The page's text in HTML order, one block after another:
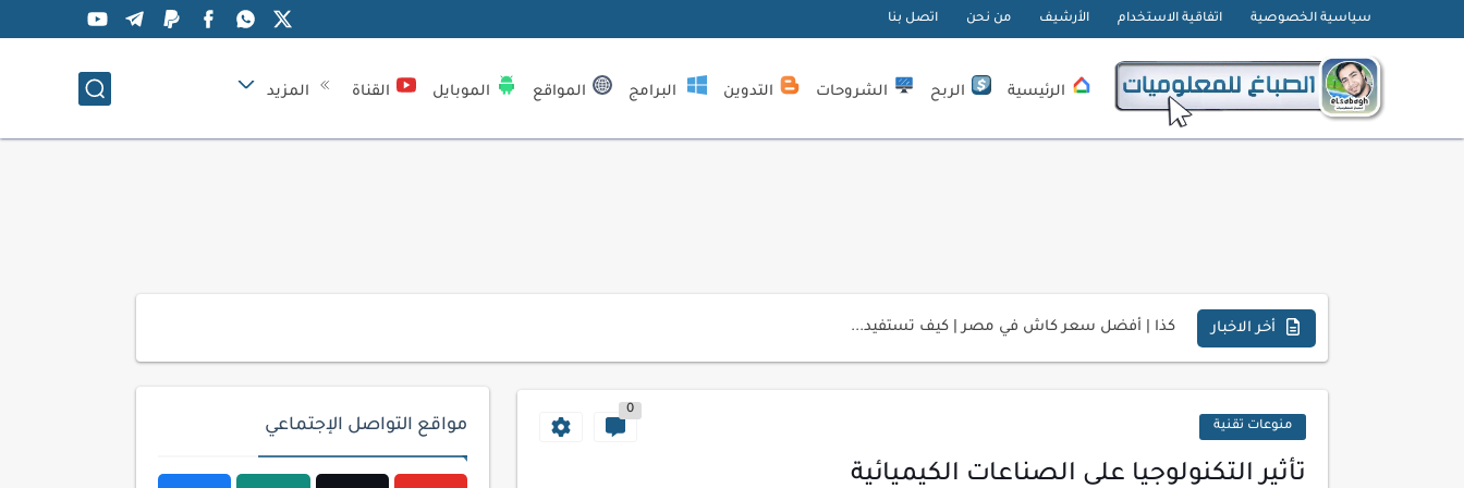
سياسية الخصوصية اتفاقية الاستخدام الأرشيف من نحن اتصل بنا
الرئيسية الربح الشروحات التدوين البرامج المواقع الموبايل القناة المزيد
أخر الاخبار أفضل طرق الربح من التدوين للمبتدئين
أسرار اختيار لوحة مفاتيح تناسب عملك اليومي
منوعات تقنية
0
تأثير التكنولوجيا على الصناعات الكيميائية
مواقع التواصل الإجتماعي